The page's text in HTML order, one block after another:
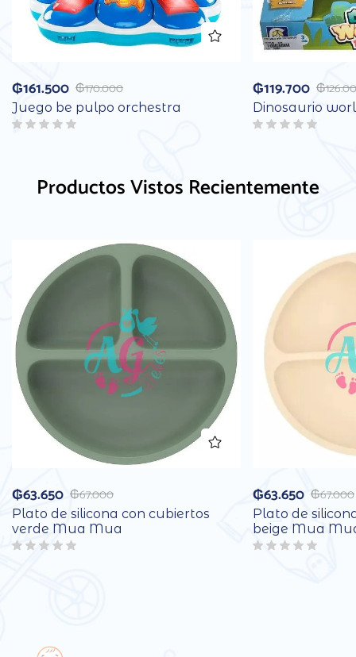
₲170.000
₲161.500
Juego be pulpo orchestra
₲
₲119.700
Dinosaurio
Productos Vistos Recientemente
₲67.000
₲63.650
Plato de silicona con cubiertos
verde Mua Mua
₲67.000
₲63.650
Plato de
beige Mua